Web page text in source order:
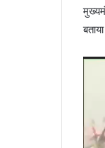
Video